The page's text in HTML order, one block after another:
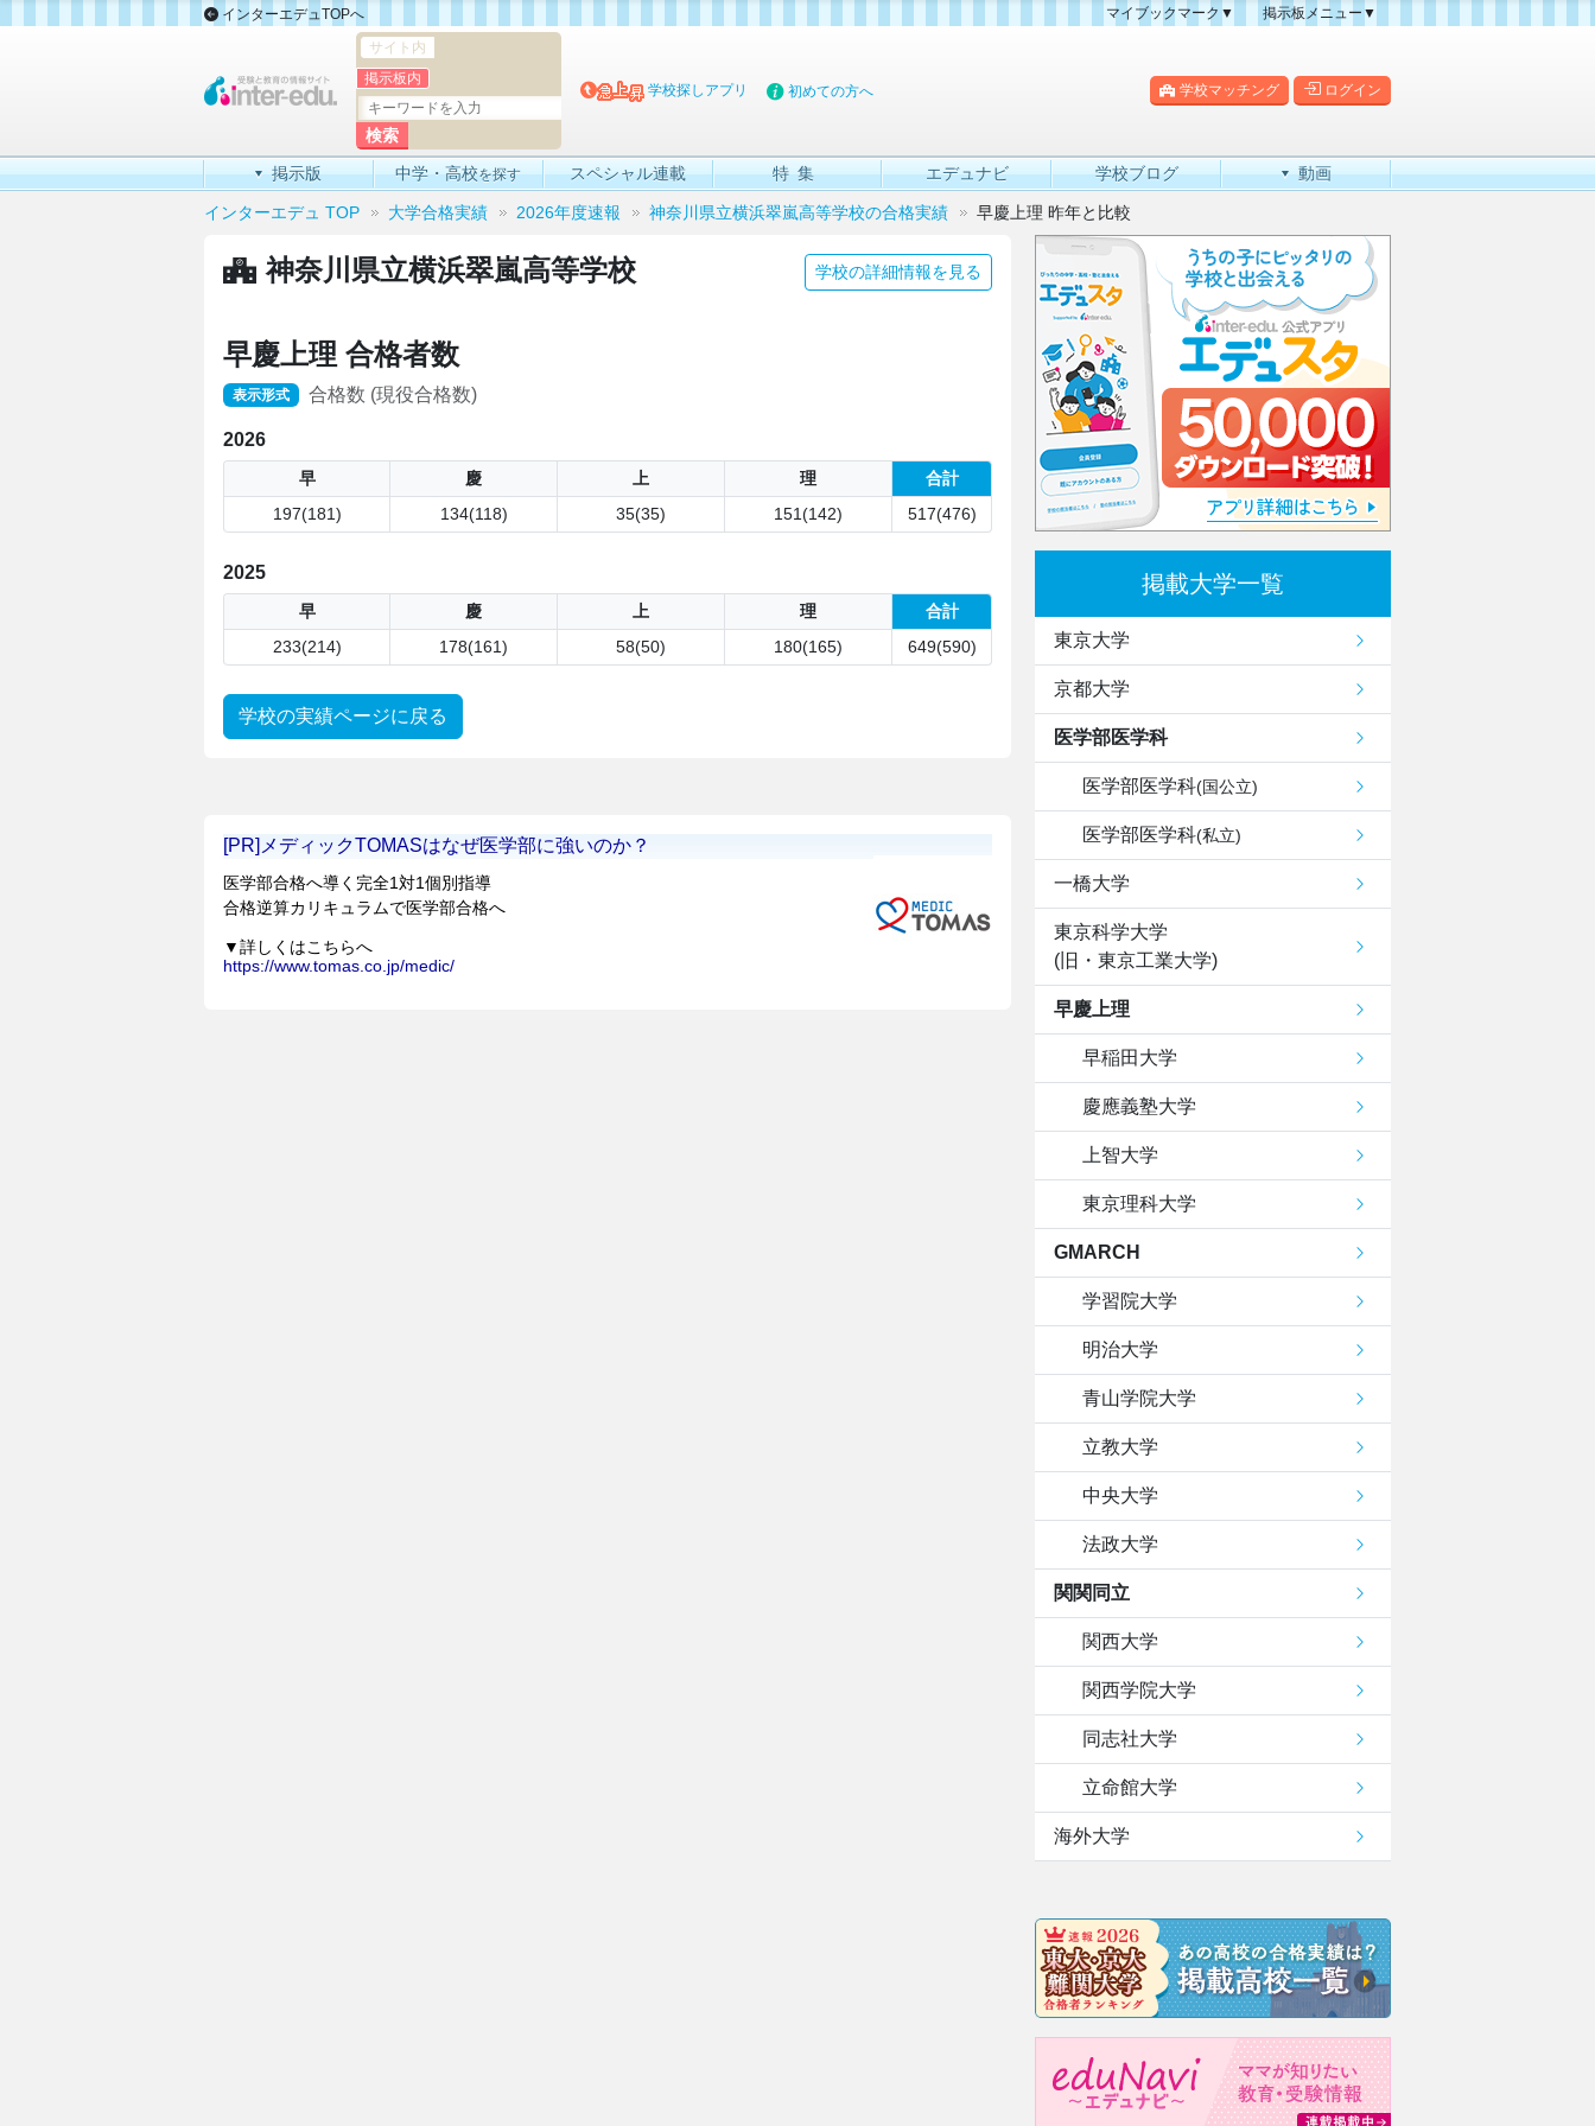
インターエデュTOPへ
マイブックマーク▼
掲示板メニュー▼
掲示板マップ
新着書き込み一覧
学校マッチング ログイン
サイト内
掲示板内
学校探しアプリ 初めての方へ
掲示版 中学・高校を探す スペシャル連載 特集 エデュナビ 学校ブログ 動画
インターエデュ TOP 大学合格実績 2026年度速報 神奈川県立横浜翠嵐高等学校の合格実績 早慶上理 昨年と比較
神奈川県立横浜翠嵐高等学校 学校の詳細情報を見る
早慶上理 合格者数
表示形式 合格数 (現役合格数)
2026
早 慶 上 理
合計
197(181)
134(118) 35(35) 151(142) 517(476)
2025
早 慶 上 理
合計
233(214)
178(161) 58(50) 180(165) 649(590)
学校の実績ページに戻る
掲載大学一覧
東京大学
京都大学
医学部医学科
医学部医学科(国公立)
医学部医学科(私立)
一橋大学
東京科学大学
(旧・東京工業大学)
早慶上理
早稲田大学
慶應義塾大学
上智大学
東京理科大学
GMARCH
学習院大学
明治大学
青山学院大学
立教大学
中央大学
法政大学
関関同立
関西大学
関西学院大学
同志社大学
立命館大学
海外大学